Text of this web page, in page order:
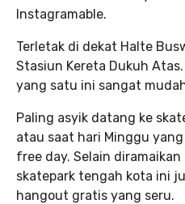
Instagramable.
Terletak di dekat Halte
Stasiun Kereta Dukuh
yang satu ini sangat
Paling asyik datang ke
atau saat hari Minggu
free day. Selain diramaikan
skatepark tengah kota ini
hangout gratis yang seru.